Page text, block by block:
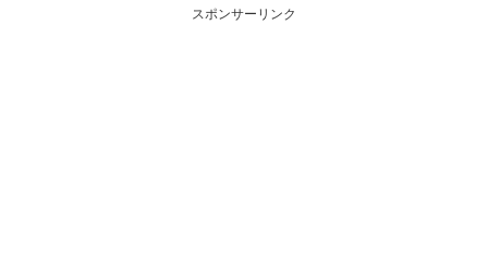
スポンサーリンク